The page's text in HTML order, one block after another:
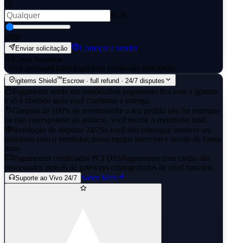
EUR
0500
Enviar solicitação
Começar a vender
Como funciona
·Você precisará fazer login para enviar sua solicitação.
igitems Shield™ Escrow · full refund · 24/7 disputes
Pagamento retido em custódiaSeu pagamento fica com a igitems
e só é liberado após você confirmar a entrega.
Garantia de 100% de reembolsoSe o seu pedido não for entregue
ou não corresponder ao anúncio, você recebe o reembolso total.
Resolução de disputas 24/7Se você não conseguir resolver um
problema com o vendedor, nossa equipe intervém e decide de forma
justa.
Pagamentos certificados PCI DSSPagamentos com cartão são
processados através de gateways criptografados de nível bancário.
Suporte ao Vivo 24/7 Saber Mais